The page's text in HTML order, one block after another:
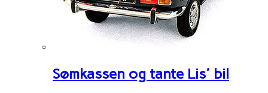
Sømkassen og tante Lis' bil